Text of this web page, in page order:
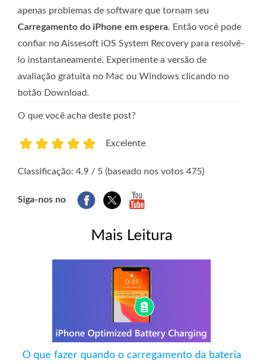
apenas problemas de software que tornam seu
Carregamento do iPhone em espera. Então você pode
confiar no Aissesoft iOS System Recovery para resolvê-
lo instantaneamente. Experimente a versão de
avaliação gratuita no Mac ou Windows clicando no
botão Download.
O que você acha deste post?
Excelente
Classificação: 4.9 / 5 (baseado nos votos 475)
Siga-nos no
Mais Leitura
O que fazer quando o carregamento da bateria